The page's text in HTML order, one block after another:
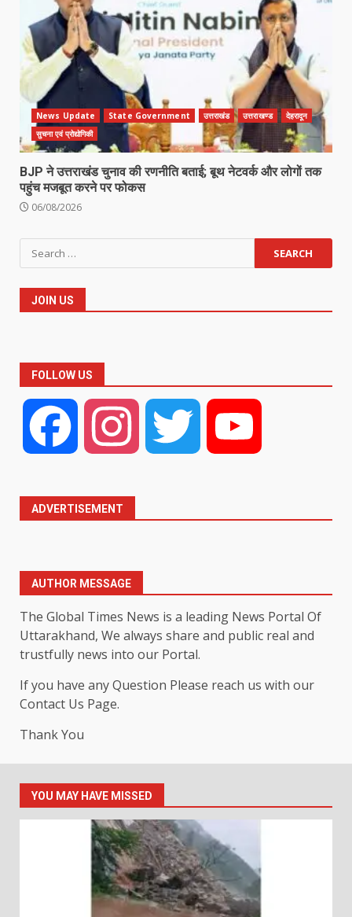
News Update State Government उत्तराखंड उत्तराखण्ड
देहरादून
सुचना एवं प्रोद्योगिकी
BJP ने उत्तराखंड चुनाव की रणनीति बताई; बूथ नेटवर्क और लोगों तक
पहुंच मजबूत करने पर फोकस
06/08/2026
Search
for:
JOIN US
FOLLOW US
Facebook Instagram Twitter
ADVERTISEMENT
AUTHOR MESSAGE
The Global Times News is a leading News Portal Of
Uttarakhand, We always share and public real and
trustfully news into our Portal.
If you have any Question Please reach us with our
Contact Us Page.
Thank You
YOU MAY HAVE MISSED